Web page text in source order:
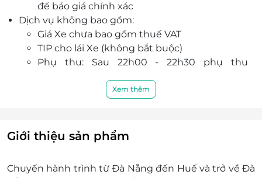
để báo giá chính xác
Dịch vụ không bao gồm:
Giá Xe chưa bao gồm thuế VAT
TIP cho lái Xe (không bắt buộc)
Phụ thu: Sau 22h00 - 22h30 phụ thu
Sau 23h30 - 4h30 phụ thu 100k/lượt
Văn phòng HCM: 028.6680 8757 /
Liên hệ đặt chỗ trước khi mua voucher
Trình tự các điểm tham quan có thể thay đổi
Xem thêm
Giới thiệu sản phẩm
Chuyến hành trình từ Đà Nẵng đến Huế và trở về Đà